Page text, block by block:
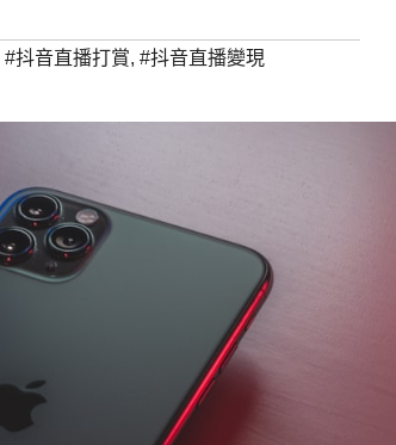
#抖音直播打賞, #抖音直播變現